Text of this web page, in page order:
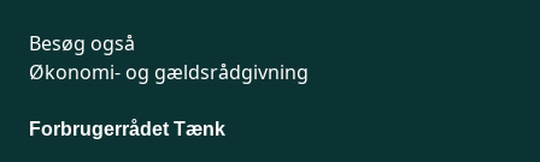
Besøg også
Økonomi- og gældsrådgivning
Forbrugerrådet Tænk